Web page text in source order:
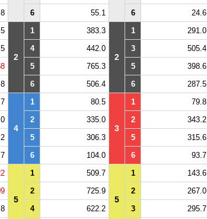
6 55.1 6 24.6
2
1 383.3
2
1 291.0
4 442.0 3 505.4
5 765.3 5 398.6
6 506.4 6 287.5
4
1 80.5
3
1 79.8
2 335.0 2 343.2
5 306.3 5 315.6
6 104.0 6 93.7
5
1 509.7
5
1 143.6
2 725.9 2 267.0
4 622.2 3 295.7